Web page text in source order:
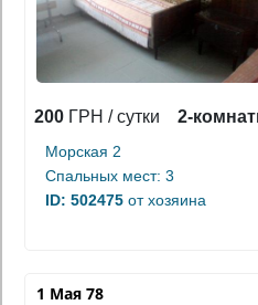
200 ГРН / сутки 2-
Морская 2
Спальных мест: 3
ID: 502475 от хозяина
1 Мая 78